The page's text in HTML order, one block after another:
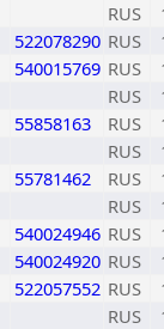
RUS
522078290 RUS
540015769 RUS
RUS
55858163 RUS
RUS
55781462 RUS
RUS
540024946 RUS
540024920 RUS
522057552 RUS
RUS